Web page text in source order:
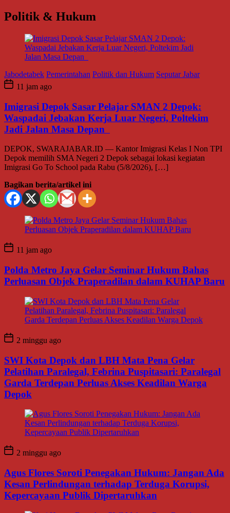
Politik & Hukum
Jabodetabek Pemerintahan Politik dan Hukum Seputar Jabar
11 jam ago
Imigrasi Depok Sasar Pelajar SMAN 2 Depok:
Waspadai Jebakan Kerja Luar Negeri, Poltekim
Jadi Jalan Masa Depan
DEPOK, SWARAJABAR.ID — Kantor Imigrasi Kelas I Non TPI
Depok memilih SMA Negeri 2 Depok sebagai lokasi kegiatan
Imigrasi Go To School pada Rabu (5/8/2026), […]
Bagikan berita/artikel ini
11 jam ago
Polda Metro Jaya Gelar Seminar Hukum Bahas
Perluasan Objek Praperadilan dalam KUHAP Baru
2 minggu ago
SWI Kota Depok dan LBH Mata Pena Gelar
Pelatihan Paralegal, Febrina Puspitasari: Paralegal
Garda Terdepan Perluas Akses Keadilan Warga
Depok
2 minggu ago
Agus Flores Soroti Penegakan Hukum: Jangan Ada
Kesan Perlindungan terhadap Terduga Korupsi,
Kepercayaan Publik Dipertaruhkan